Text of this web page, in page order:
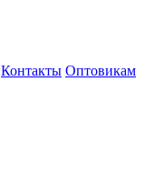
Контакты Оптовикам